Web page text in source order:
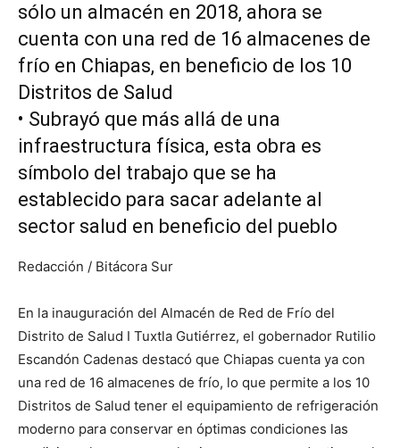
sólo un almacén en 2018, ahora se
cuenta con una red de 16 almacenes de
frío en Chiapas, en beneficio de los 10
Distritos de Salud
•⁠ ⁠Subrayó que más allá de una
infraestructura física, esta obra es
símbolo del trabajo que se ha
establecido para sacar adelante al
sector salud en beneficio del pueblo
Redacción / Bitácora Sur
En la inauguración del Almacén de Red de Frío del
Distrito de Salud I Tuxtla Gutiérrez, el gobernador Rutilio
Escandón Cadenas destacó que Chiapas cuenta ya con
una red de 16 almacenes de frío, lo que permite a los 10
Distritos de Salud tener el equipamiento de refrigeración
moderno para conservar en óptimas condiciones las